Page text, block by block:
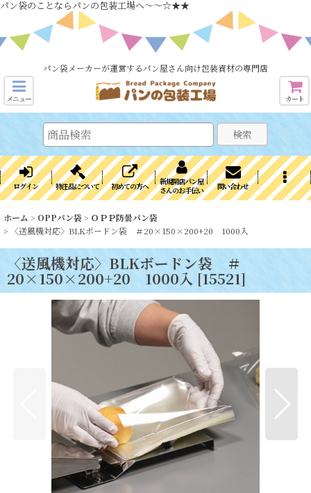
パン袋のことならパンの包装工場へ～～☆★★
パン袋メーカーが運営するパン屋さん向け包装資材の専門店
メニュー カート
検索
ログイン 特注品について 初めての方へ
新規開店パン屋
さんのお手伝い
問い合わせ
ホーム > OPPパン袋 > ＯＰＰ防曇パン袋
> 〈送風機対応〉BLKボードン袋 ＃20×150×200+20 1000入
〈送風機対応〉BLKボードン袋 ＃
20×150×200+20 1000入 [15521]